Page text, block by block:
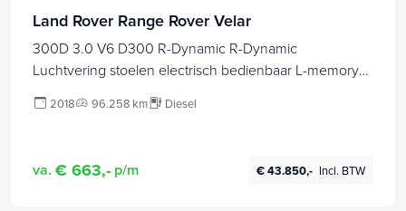
Land Rover Range Rover Velar
300D 3.0 V6 D300 R-Dynamic R-Dynamic
Luchtvering stoelen electrisch bedienbaar L-memory
dakhemel PDC v+a Matrix-verlichting ACC 20"-lmv
2018 96.258 km Diesel
va. € 663,- p/m € 43.850,- Incl. BTW